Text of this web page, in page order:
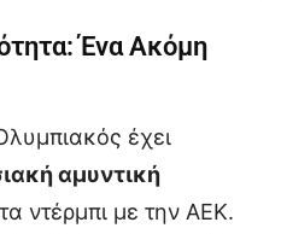
Ένα Ακόμη
έχει
αμυντική
ντέρμπι με την ΑΕΚ.